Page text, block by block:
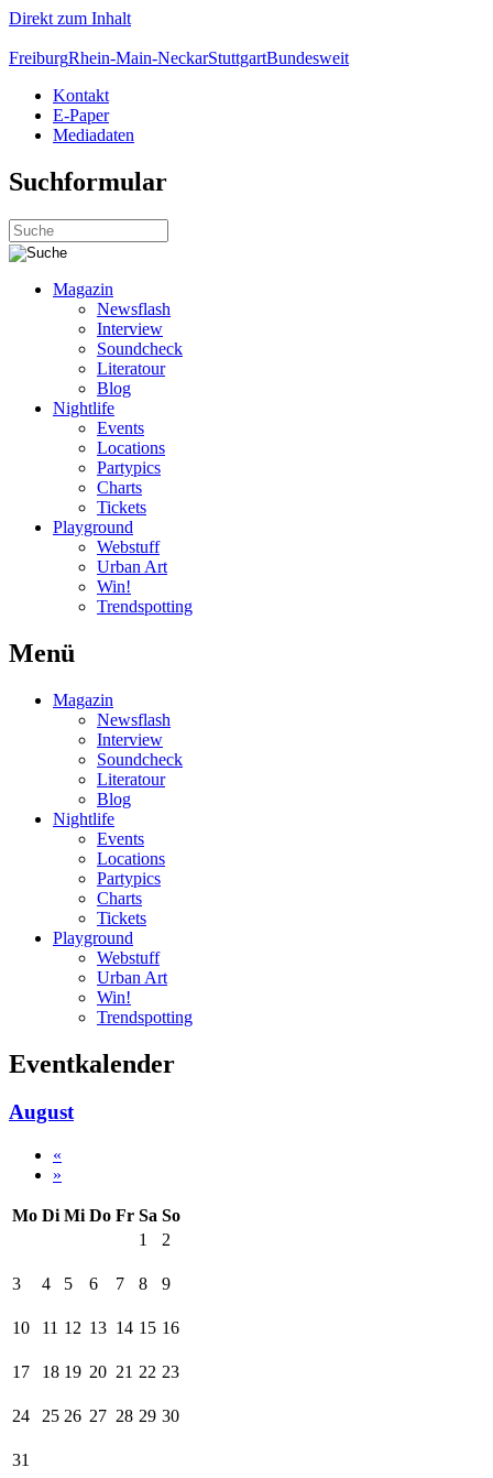
Direkt zum Inhalt
FreiburgRhein-Main-NeckarStuttgartBundesweit
Kontakt
E-Paper
Mediadaten
Suchformular
Magazin
Newsflash
Interview
Soundcheck
Literatour
Blog
Nightlife
Events
Locations
Partypics
Charts
Tickets
Playground
Webstuff
Urban Art
Win!
Trendspotting
Menü
Magazin
Newsflash
Interview
Soundcheck
Literatour
Blog
Nightlife
Events
Locations
Partypics
Charts
Tickets
Playground
Webstuff
Urban Art
Win!
Trendspotting
Eventkalender
August
«
»
Mo Di Mi Do Fr Sa So
1
2
3 4 5 6 7 8 9
10 11 12 13 14 15 16
17 18 19 20 21 22 23
24 25 26 27 28 29 30
31